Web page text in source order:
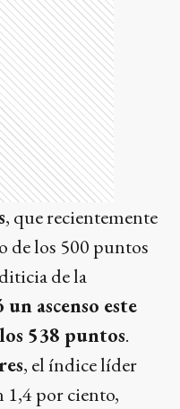
, que recientemente
de los 500 puntos
de la
ascenso este
538 puntos.
, el índice líder
por ciento,